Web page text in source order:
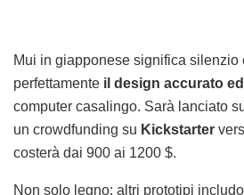
Mui in giapponese significa silenzio
perfettamente il design accurato
computer casalingo. Sarà lanciato
un crowdfunding su Kickstarter
costerà dai 900 ai 1200 $.
Non solo legno: altri prototipi